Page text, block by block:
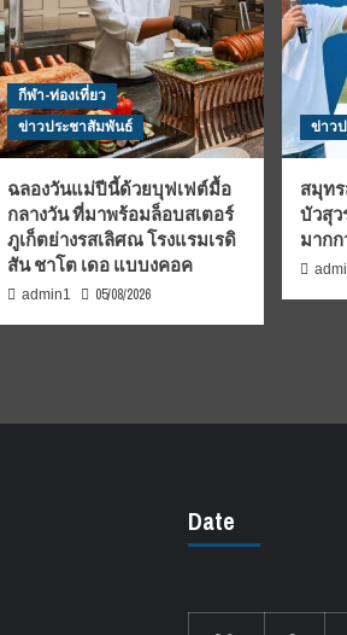
กีฬา-ท่องเที่ยว
ข่าวประชาสัมพันธ์
ฉลองวันแม่ปีนี้ด้วยบุฟเฟต์มื้อ
กลางวัน ที่มาพร้อมล็อบสเตอร์
ภูเก็ตย่างรสเลิศณ โรงแรมเรดิ
สัน ชาโต เดอ แบบงคอค
admin1 05/08/2026
ข่าว
สมุท
บัวสุว
มาก
Date